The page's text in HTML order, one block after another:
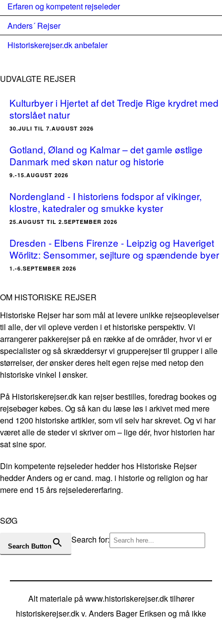
Erfaren og kompetent rejseleder
Anders´ Rejser
Historiskerejser.dk anbefaler
UDVALGTE REJSER
Kulturbyer i Hjertet af det Tredje Rige krydret med
storslået natur
30.JULI TIL 7.AUGUST 2026
Gotland, Øland og Kalmar – det gamle østlige
Danmark med skøn natur og historie
9.-15.AUGUST 2026
Nordengland - I historiens fodspor af vikinger,
klostre, katedraler og smukke kyster
25.AUGUST TIL 2.SEPTEMBER 2026
Dresden - Elbens Firenze - Leipzig og Haveriget
Wörlitz: Sensommer, sejlture og spændende byer
1.-6.SEPTEMBER 2026
OM HISTORISKE REJSER
Historiske Rejser har som mål at levere unikke rejseoplevelser
til alle, der vil opleve verden i et historiske perspektiv. Vi
arrangerer pakkerejser på en række af de områder, hvor vi er
specialister og så skræddersyr vi grupperejser til grupper i alle
størrelser, der ønsker deres helt egen rejse med netop den
historiske vinkel I ønsker.
På Historiskerejser.dk kan rejser bestilles, foredrag bookes og
rejsebøger købes. Og så kan du læse løs i arkivet med mere
end 1200 historiske artikler, som vil selv har skrevet. Og vi har
været alle de steder vi skriver om – lige dér, hvor historien har
sat sine spor.
Din kompetente rejseleder hedder hos Historiske Rejser
hedder Anders og er cand. mag. i historie og religion og har
mere end 15 års rejseledererfaring.
SØG
Search for:
Search Button
Alt materiale på www.historiskerejser.dk tilhører
historiskerejser.dk v. Anders Bager Eriksen og må ikke